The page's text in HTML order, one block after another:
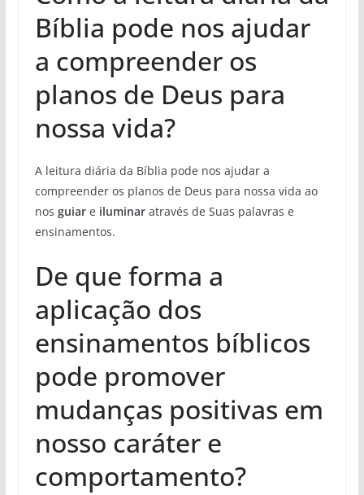
Bíblia pode nos ajudar
a compreender os
planos de Deus para
nossa vida?
A leitura diária da Bíblia pode nos ajudar a
compreender os planos de Deus para nossa vida ao
nos guiare iluminaratravés de Suas palavras e
ensinamentos.
De que forma a
aplicação dos
ensinamentos bíblicos
pode promover
mudanças positivas em
nosso caráter e
comportamento?